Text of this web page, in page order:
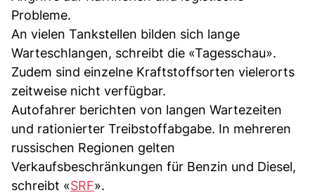
Probleme.
An vielen Tankstellen bilden sich lange
Warteschlangen, schreibt die «Tagesschau».
Zudem sind einzelne Kraftstoffsorten vielerorts
zeitweise nicht verfügbar.
Autofahrer berichten von langen Wartezeiten
und rationierter Treibstoffabgabe. In mehreren
russischen Regionen gelten
Verkaufsbeschränkungen für Benzin und Diesel,
schreibt «SRF».